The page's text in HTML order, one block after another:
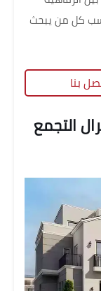
كل من يبحث
بنا
التجمع